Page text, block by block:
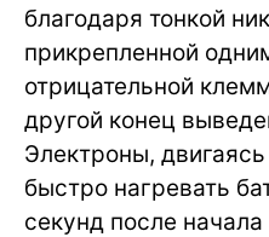
благодаря тонкой
прикрепленной
отрицательной
другой конец
Электроны,
быстро нагревать
секунд после начала